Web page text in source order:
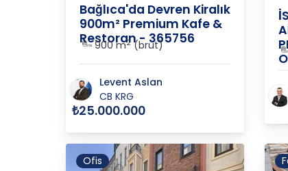
Bağlıca'da Devren Kiralık
900m² Premium Kafe &
Restoran - 365756
900 m2 (brüt)
Levent Aslan
CB KRG
₺25.000.000
Ofis